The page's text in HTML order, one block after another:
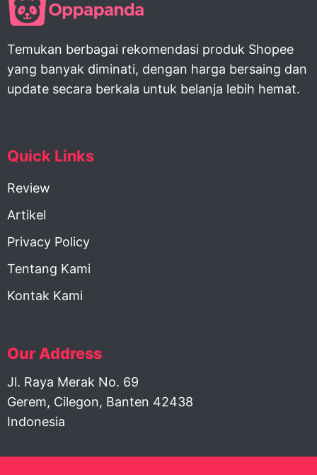
Temukan berbagai rekomendasi produk Shopee
yang banyak diminati, dengan harga bersaing dan
update secara berkala untuk belanja lebih hemat.
Quick Links
Review
Artikel
Privacy Policy
Tentang Kami
Kontak Kami
Our Address
Jl. Raya Merak No. 69
Gerem, Cilegon, Banten 42438
Indonesia